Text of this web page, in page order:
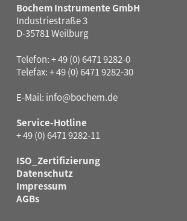
Bochem Instrumente GmbH
Industriestraße 3
D-35781 Weilburg
Telefon: + 49 (0) 6471 9282-0
Telefax: + 49 (0) 6471 9282-30
E-Mail: info@bochem.de
Service-Hotline
+ 49 (0) 6471 9282-11
ISO_Zertifizierung
Datenschutz
Impressum
AGBs